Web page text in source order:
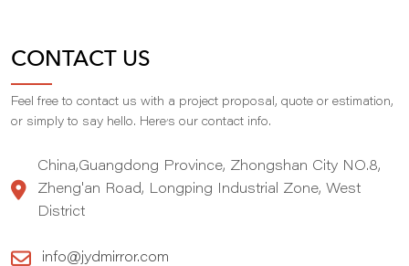
CONTACT US
Feel free to contact us with a project proposal, quote or estimation,
or simply to say hello. Here,s our contact info.
China,Guangdong Province, Zhongshan City NO.8,
Zheng'an Road, Longping Industrial Zone, West
District
info@jydmirror.com